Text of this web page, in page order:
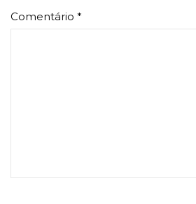
Comentário *